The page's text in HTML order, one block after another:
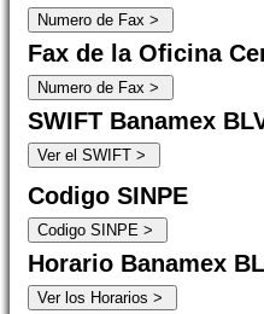
Fax de la Oficina
SWIFT Banamex
Codigo SINPE
Horario Banamex